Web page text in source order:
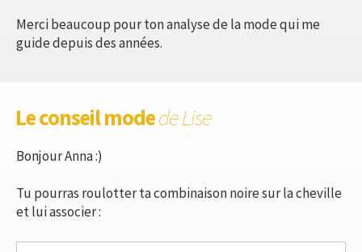
Merci beaucoup pour ton analyse de la mode qui me
guide depuis des années.
Le conseil modede Lise
Bonjour Anna :)
Tu pourras roulotter ta combinaison noire sur la cheville
et lui associer :